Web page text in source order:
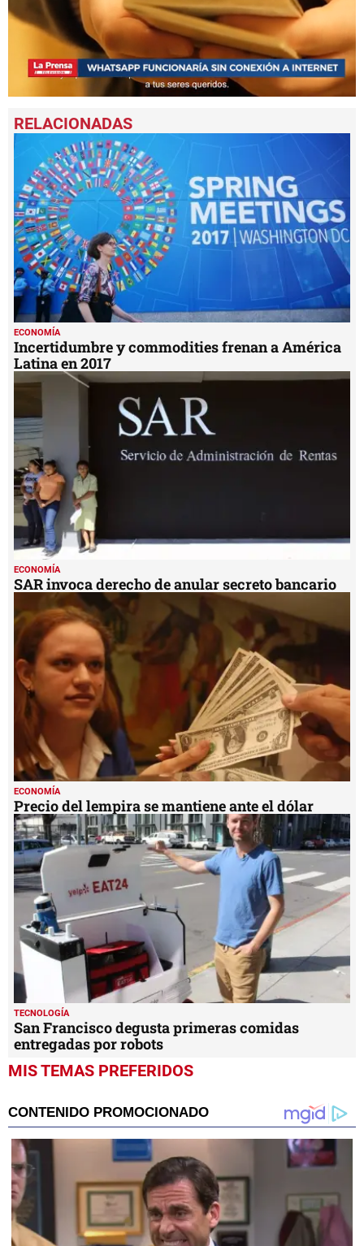
seconds
of
31
seconds
ECONOMÍA
Incertidumbre y commodities frenan a América
Latina en 2017
ECONOMÍA
SAR invoca derecho de anular secreto bancario
ECONOMÍA
Precio del lempira se mantiene ante el dólar
TECNOLOGÍA
San Francisco degusta primeras comidas
entregadas por robots
MIS TEMAS PREFERIDOS